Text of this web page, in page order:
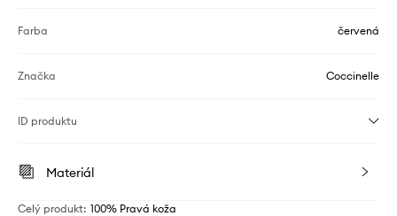
Farba červená
Značka Coccinelle
ID produktu
Materiál
Celý produkt: 100% Pravá koža